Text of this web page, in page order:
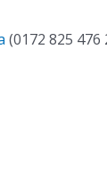
(0172 825 476